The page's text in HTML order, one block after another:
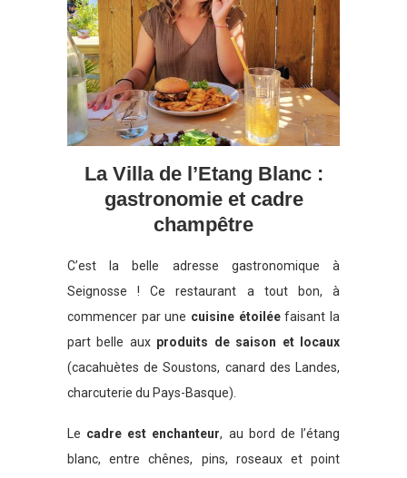
La Villa de l’Etang Blanc :
gastronomie et cadre
champêtre
C’est la belle adresse gastronomique à
Seignosse ! Ce restaurant a tout bon, à
commencer par une cuisine étoiléefaisant la
part belle aux produits de saison et locaux
(cacahuètes de Soustons, canard des Landes,
charcuterie du Pays-Basque).
Le cadre est enchanteur, au bord de l’étang
blanc, entre chênes, pins, roseaux et point